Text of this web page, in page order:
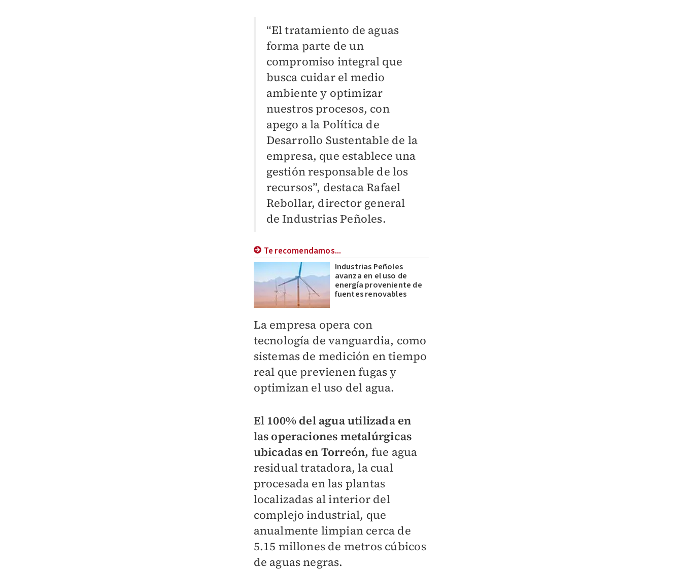
“El tratamiento de aguas
forma parte de un
compromiso integral que
busca cuidar el medio
ambiente y optimizar
nuestros procesos, con
apego a la Política de
Desarrollo Sustentable de la
empresa, que establece una
gestión responsable de los
recursos”, destaca Rafael
Rebollar, director general
de Industrias Peñoles.
Te recomendamos...
Industrias Peñoles
avanza en el uso de
energía proveniente de
fuentes renovables
La empresa opera con
tecnología de vanguardia, como
sistemas de medición en tiempo
real que previenen fugas y
optimizan el uso del agua.
El 100% del agua utilizada en
las operaciones metalúrgicas
ubicadas en Torreón, fue agua
residual tratadora, la cual
procesada en las plantas
localizadas al interior del
complejo industrial, que
anualmente limpian cerca de
5.15 millones de metros cúbicos
de aguas negras.